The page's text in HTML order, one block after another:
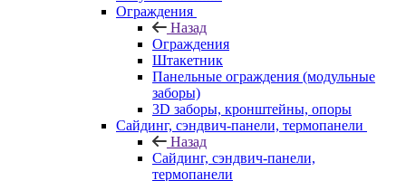
Ограждения
Назад
Ограждения
Штакетник
Панельные ограждения (модульные
заборы)
3D заборы, кронштейны, опоры
Cайдинг, сэндвич-панели, термопанели
Назад
Cайдинг, сэндвич-панели,
термопанели